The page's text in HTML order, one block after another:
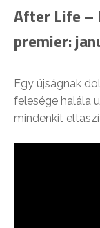
After Life –
premier:
Egy újságnak
felesége halála
mindenkit